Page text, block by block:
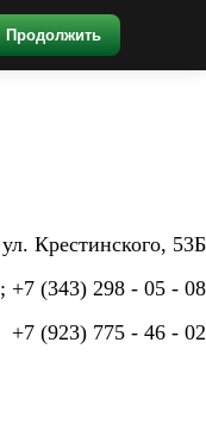
ул. Крестинского, 53Б
+7 (343) 298 - 05 - 08
+7 (923) 775 - 46 - 02
Продолжить